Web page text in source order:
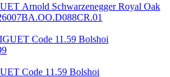
Arnold Schwarzenegger Royal Oak
Code 11.59 Bolshoi